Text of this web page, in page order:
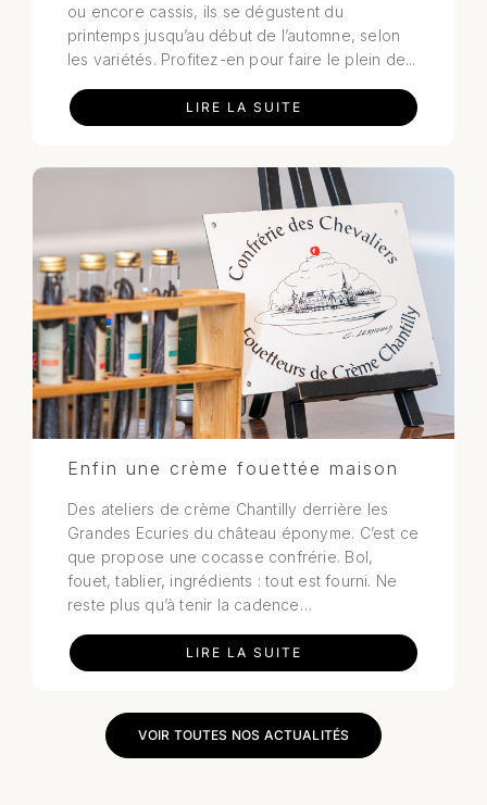
ou encore cassis, ils se dégustent du
printemps jusqu’au début de l’automne, selon
les variétés. Profitez-en pour faire le plein de...
LIRE LA SUITE
Enfin une crème fouettée maison
Des ateliers de crème Chantilly derrière les
Grandes Ecuries du château éponyme. C’est ce
que propose une cocasse confrérie. Bol,
fouet, tablier, ingrédients : tout est fourni. Ne
reste plus qu’à tenir la cadence…
LIRE LA SUITE
VOIR TOUTES NOS ACTUALITÉS